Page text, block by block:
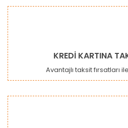
KREDİ KARTINA
Avantajlı taksit fırsatları